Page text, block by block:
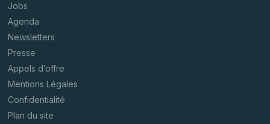
Jobs
Agenda
Newsletters
Presse
Appels d’offre
Mentions Légales
Confidentialité
Plan du site